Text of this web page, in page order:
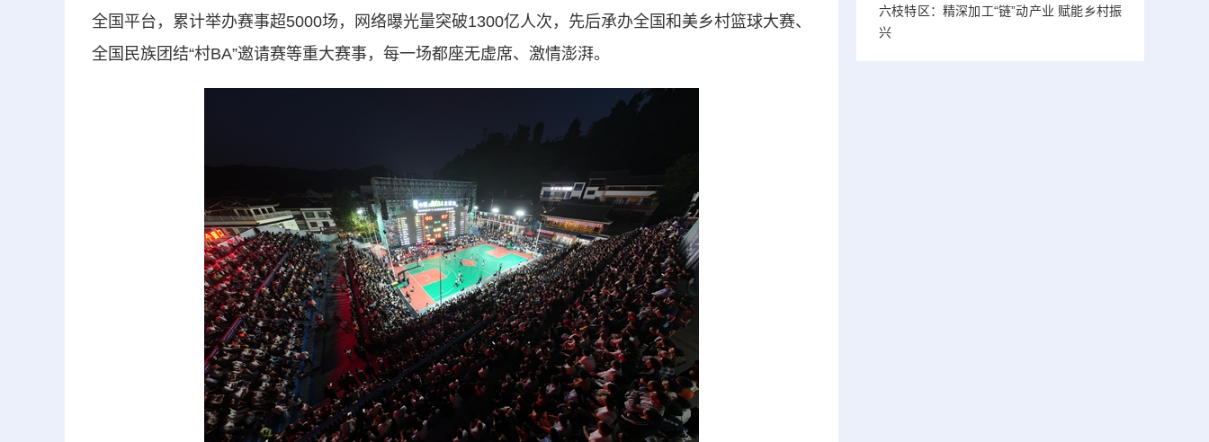
全国平台，累计举办赛事超5000场，网络曝光量突破1300亿人次，先后承办全国和美乡村篮球大赛、
全国民族团结“村BA”邀请赛等重大赛事，每一场都座无虚席、激情澎湃。
六枝特区：精深加工“链”动产业 赋能乡村振
兴